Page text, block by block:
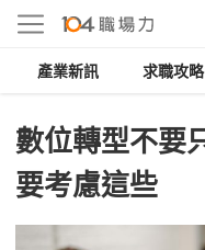
產業新訊 求職攻略
數位轉型不要
要考慮這些